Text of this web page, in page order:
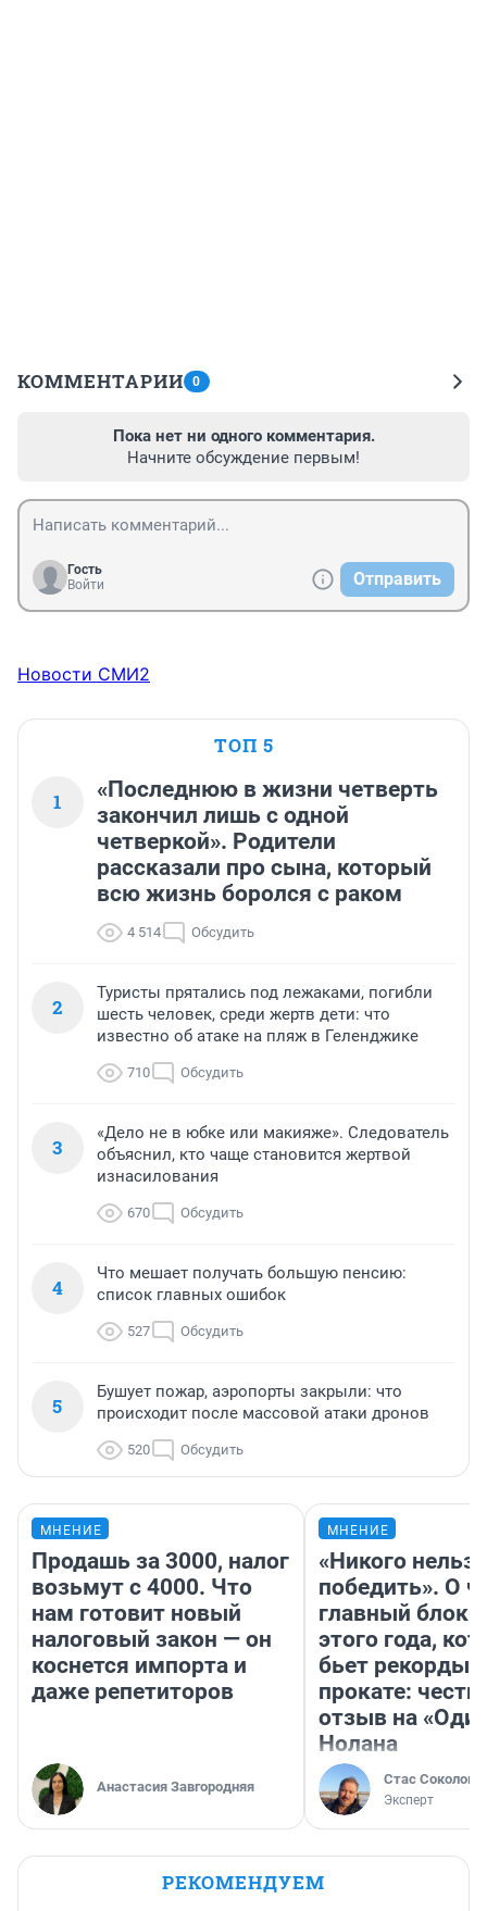
КОММЕНТАРИИ 0
Пока нет ни одного комментария.
Начните обсуждение первым!
Гость
Войти
Отправить
Новости СМИ2
ТОП 5
1
«Последнюю в жизни четверть
закончил лишь с одной
четверкой». Родители
рассказали про сына, который
всю жизнь боролся с раком
4 514 Обсудить
2
Туристы прятались под лежаками, погибли
шесть человек, среди жертв дети: что
известно об атаке на пляж в Геленджике
710 Обсудить
3
«Дело не в юбке или макияже». Следователь
объяснил, кто чаще становится жертвой
изнасилования
670 Обсудить
4
Что мешает получать большую пенсию:
список главных ошибок
527 Обсудить
5
Бушует пожар, аэропорты закрыли: что
происходит после массовой атаки дронов
520 Обсудить
МНЕНИЕ
Продашь за 3000, налог
возьмут с 4000. Что
нам готовит новый
налоговый закон — он
коснется импорта и
даже репетиторов
Анастасия Завгородняя
МНЕНИЕ
«Никого нельзя
победить». О
главный
этого года,
бьет рекорды в
прокате:
отзыв на
Нолана
Стас Соколов
Эксперт
РЕКОМЕНДУЕМ